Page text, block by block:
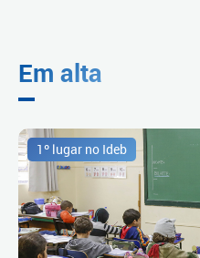
Em alta
1º lugar no Ideb